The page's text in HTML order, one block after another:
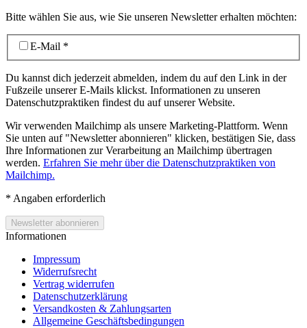
Bitte wählen Sie aus, wie Sie unseren Newsletter erhalten möchten:
E-Mail *
Du kannst dich jederzeit abmelden, indem du auf den Link in der
Fußzeile unserer E-Mails klickst. Informationen zu unseren
Datenschutzpraktiken findest du auf unserer Website.
Wir verwenden Mailchimp als unsere Marketing-Plattform. Wenn
Sie unten auf "Newsletter abonnieren" klicken, bestätigen Sie, dass
Ihre Informationen zur Verarbeitung an Mailchimp übertragen
werden. Erfahren Sie mehr über die Datenschutzpraktiken von
Mailchimp.
* Angaben erforderlich
Informationen
Impressum
Widerrufsrecht
Vertrag widerrufen
Datenschutzerklärung
Versandkosten & Zahlungsarten
Allgemeine Geschäftsbedingungen